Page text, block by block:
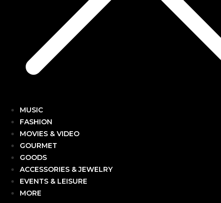
MUSIC
FASHION
MOVIES & VIDEO
GOURMET
GOODS
ACCESSORIES & JEWELRY
EVENTS & LEISURE
MORE